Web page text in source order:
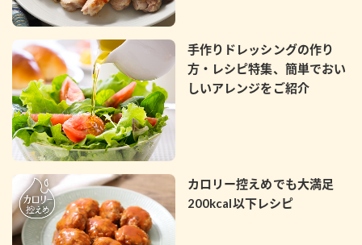
手作りドレッシングの作り
方・レシピ特集、簡単でおい
しいアレンジをご紹介
カロリー控えめでも大満足
200kcal以下レシピ